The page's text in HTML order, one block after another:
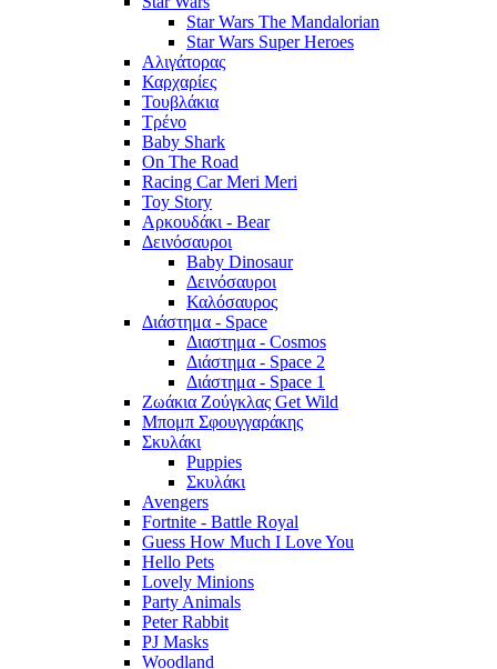
Star Wars The Mandalorian
Star Wars Super Heroes
Αλιγάτορας
Καρχαρίες
Τουβλάκια
Τρένο
Baby Shark
On The Road
Racing Car Meri Meri
Toy Story
Αρκουδάκι - Bear
Δεινόσαυροι
Baby Dinosaur
Δεινόσαυροι
Καλόσαυρος
Διάστημα - Space
Διαστημα - Cosmos
Διάστημα - Space 2
Διάστημα - Space 1
Ζωάκια Ζούγκλας Get Wild
Μπομπ Σφουγγαράκης
Σκυλάκι
Puppies
Σκυλάκι
Avengers
Fortnite - Battle Royal
Guess How Much I Love You
Hello Pets
Lovely Minions
Party Animals
Peter Rabbit
PJ Masks
Woodland